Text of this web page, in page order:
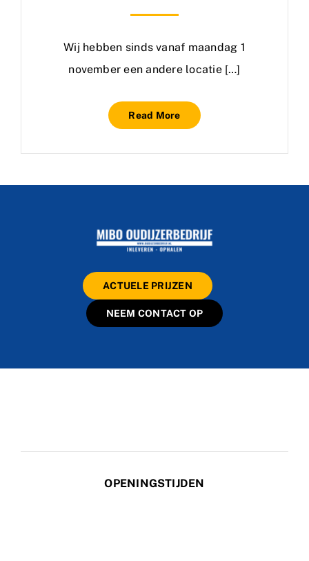
Wij hebben sinds vanaf maandag 1
november een andere locatie […]
Read More
ACTUELE PRIJZEN
NEEM CONTACT OP
OPENINGSTIJDEN